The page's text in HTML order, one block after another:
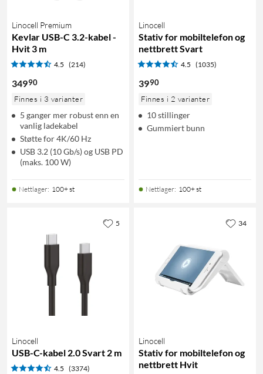
Linocell Premium
Kevlar USB-C 3.2-kabel -
Hvit 3 m
4.5 (214)
34990
Finnes i 3 varianter
5 ganger mer robust enn en
vanlig ladekabel
Støtte for 4K/60 Hz
USB 3.2 (10 Gb/s) og USB PD
(maks. 100 W)
Nettlager: 100+ st
Linocell
Stativ for mobiltelefon og
nettbrett Svart
4.5 (1035)
3990
Finnes i 2 varianter
10 stillinger
Gummiert bunn
Nettlager: 100+ st
Linocell
USB-C-kabel 2.0 Svart 2 m
4.5 (3374)
5
Linocell
Stativ for mobiltelefon og
nettbrett Hvit
34